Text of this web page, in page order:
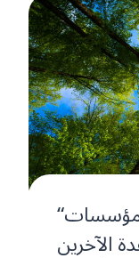
“تعد مؤسسات OCS وPCS جزءا
الآخرين